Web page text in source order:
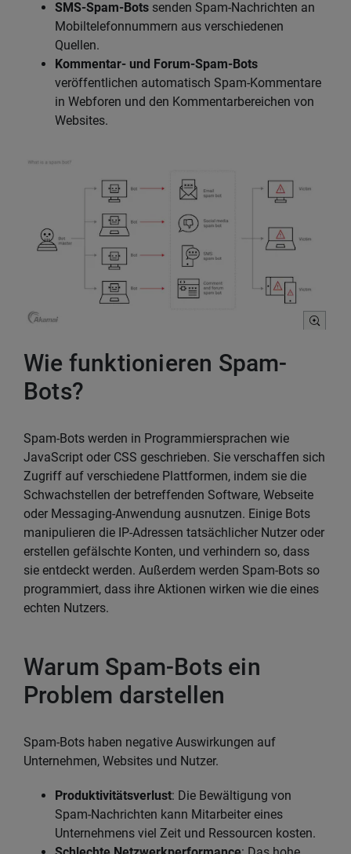
SMS-Spam-Bots senden Spam-Nachrichten an
Mobiltelefonnummern aus verschiedenen
Quellen.
Kommentar- und Forum-Spam-Bots
veröffentlichen automatisch Spam-Kommentare
in Webforen und den Kommentarbereichen von
Websites.
Wie funktionieren Spam-
Bots?
Spam-Bots werden in Programmiersprachen wie
JavaScript oder CSS geschrieben. Sie verschaffen sich
Zugriff auf verschiedene Plattformen, indem sie die
Schwachstellen der betreffenden Software, Webseite
oder Messaging-Anwendung ausnutzen. Einige Bots
manipulieren die IP-Adressen tatsächlicher Nutzer oder
erstellen gefälschte Konten, und verhindern so, dass
sie entdeckt werden. Außerdem werden Spam-Bots so
programmiert, dass ihre Aktionen wirken wie die eines
echten Nutzers.
Warum Spam-Bots ein
Problem darstellen
Spam-Bots haben negative Auswirkungen auf
Unternehmen, Websites und Nutzer.
Produktivitätsverlust: Die Bewältigung von
Spam-Nachrichten kann Mitarbeiter eines
Unternehmens viel Zeit und Ressourcen kosten.